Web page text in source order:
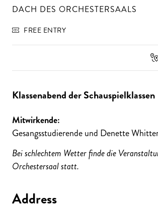
DACH DES ORCHESTERSAALS
FREE ENTRY
Klassenabend der Schauspielklassen
Mitwirkende:
Gesangsstudierende und Denette
Bei schlechtem Wetter finde die
Orchestersaal statt.
Address